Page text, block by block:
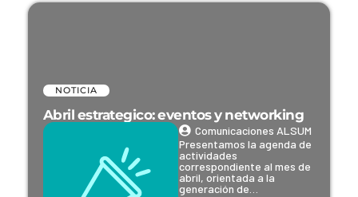
NOTICIA
Abril estrategico: eventos y networking
Comunicaciones ALSUM
Presentamos la agenda de
actividades
correspondiente al mes de
abril, orientada a la
generación de…